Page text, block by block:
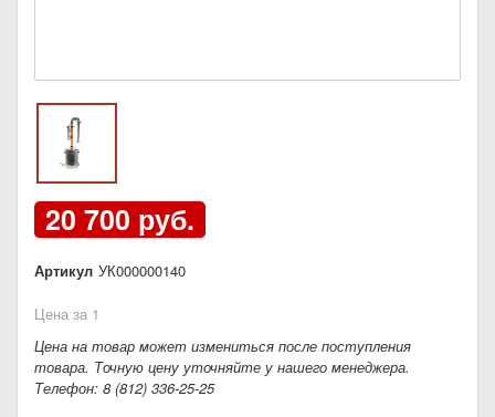
20 700 руб.
Артикул УК000000140
Цена за 1
Цена на товар может измениться после поступления
товара. Точную цену уточняйте у нашего менеджера.
Телефон: 8 (812) 336-25-25